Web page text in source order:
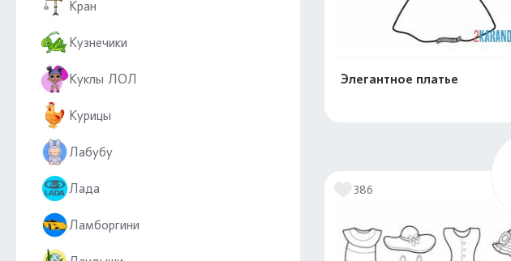
Кран
Кузнечики
Куклы ЛОЛ
Курицы
Лабубу
Лада
Ламборгини
Элегантное платье
386